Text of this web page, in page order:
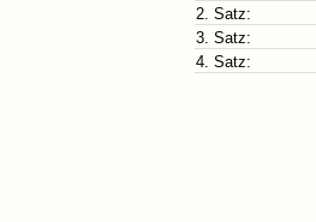
2. Satz:
3. Satz:
4. Satz: